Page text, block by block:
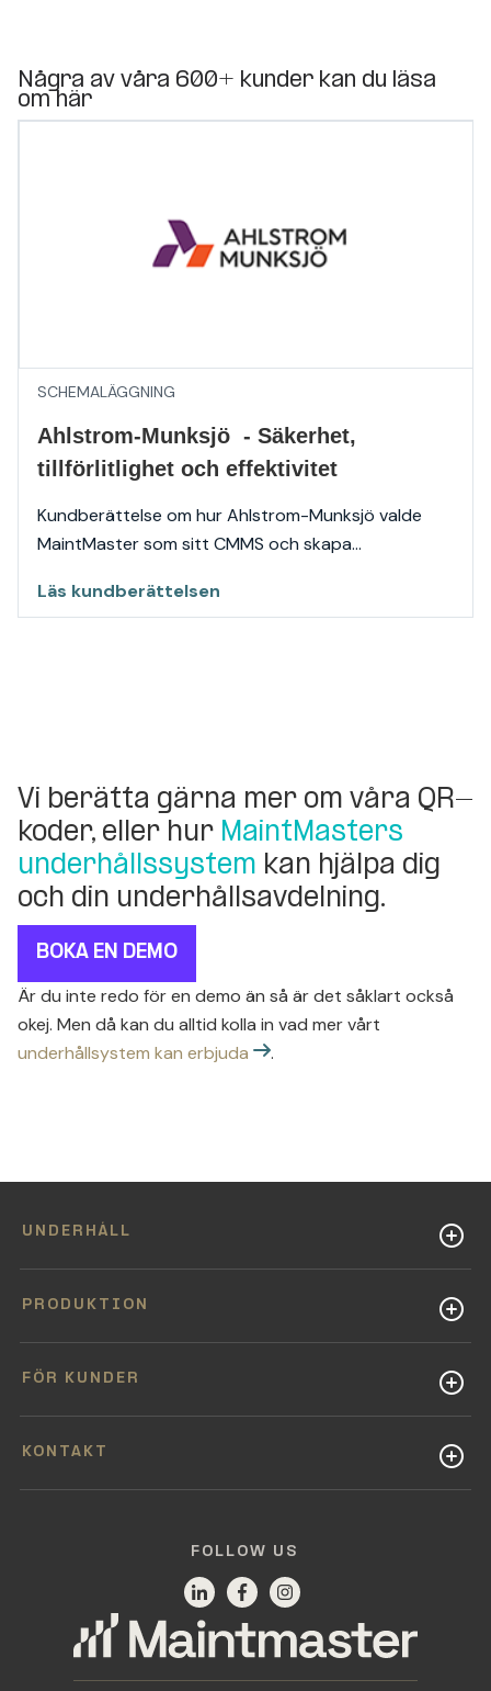
Några av våra 600+ kunder kan du läsa
om här
SCHEMALÄGGNING
Ahlstrom-Munksjö - Säkerhet,
tillförlitlighet och effektivitet
Kundberättelse om hur Ahlstrom-Munksjö valde
MaintMaster som sitt CMMS och skapa...
Läs kundberättelsen
Vi berätta gärna mer om våra QR-
koder, eller hur MaintMasters
underhållssystem kan hjälpa dig
och din underhållsavdelning.
BOKA EN DEMO
Är du inte redo för en demo än så är det såklart också
okej. Men då kan du alltid kolla in vad mer vårt
underhållsystem kan erbjuda
.
UNDERHÅLL
PRODUKTION
FÖR KUNDER
KONTAKT
FOLLOW US